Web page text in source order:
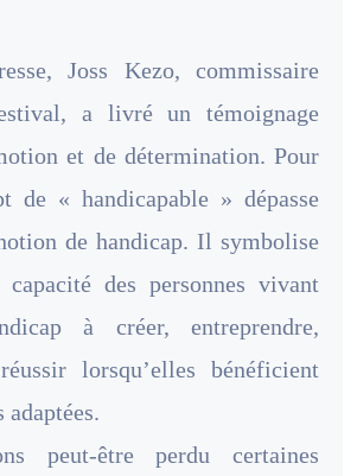
Joss Kezo, commissaire
a livré un témoignage
et de détermination. Pour
de « handicapable » dépasse
de handicap. Il symbolise
des personnes vivant
à créer, entreprendre,
lorsqu’elles bénéficient
adaptées.
peut-être perdu certaines